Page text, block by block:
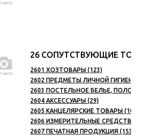
26 СОПУТСТВУЮЩИЕ
2601 ХОЗТОВАРЫ (123)
2602 ПРЕДМЕТЫ ЛИЧНОЙ ГИГИЕНЫ
2603 ПОСТЕЛЬНОЕ БЕЛЬЕ,
2604 АКСЕССУАРЫ (29)
2605 КАНЦЕЛЯРСКИЕ ТОВАРЫ (109)
2606 ИЗМЕРИТЕЛЬНЫЕ СРЕДСТВА (10)
2607 ПЕЧАТНАЯ ПРОДУКЦИЯ (153)